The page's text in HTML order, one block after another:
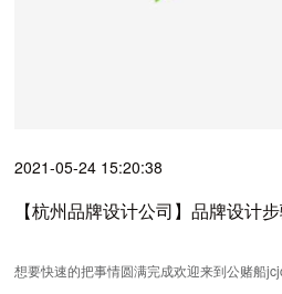
2021-05-24 15:20:38
【杭州品牌设计公司】品牌设计
想要快速的把事情圆满完成欢迎来到公赌船